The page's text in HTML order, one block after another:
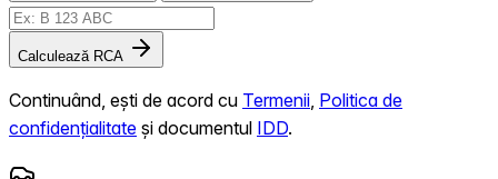
Calculează RCA
Continuând, ești de acord cu Termenii Politica de
confidențialitate și documentul IDD.